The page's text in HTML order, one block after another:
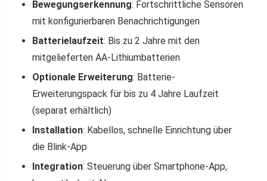
Bewegungserkennung: Fortschrittliche Sensoren
mit konfigurierbaren Benachrichtigungen
Batterielaufzeit: Bis zu 2 Jahre mit den
mitgelieferten AA-Lithiumbatterien
Optionale Erweiterung: Batterie-
Erweiterungspack für bis zu 4 Jahre Laufzeit
(separat erhältlich)
Installation: Kabellos, schnelle Einrichtung über
die Blink-App
Integration: Steuerung über Smartphone-App,